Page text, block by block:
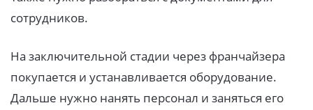
сотрудников.
На заключительной стадии через франчайзера
покупается и устанавливается оборудование.
Дальше нужно нанять персонал и заняться его